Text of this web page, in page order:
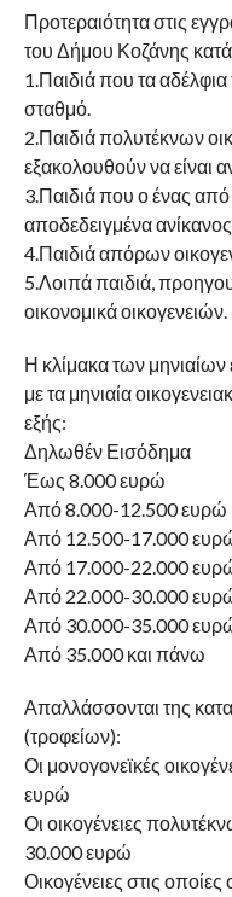
Προτεραιότητα στις
του Δήμου Κοζάνης
1.Παιδιά που τα
σταθμό.
2.Παιδιά πολυτέκνων
εξακολουθούν να είναι
3.Παιδιά που ο ένας από
αποδεδειγμένα
4.Παιδιά απόρων
5.Λοιπά παιδιά,
οικονομικά οικογενειών.
Η κλίμακα των
με τα μηνιαία
εξής:
Δηλωθέν
Έως 8.000
Από 8.000-12.500
Από 12.500-17.000
Από 17.000-22.000
Από 22.000-30.000
Από 30.000-35.000
Από 35.000 και
Απαλλάσσονται της
(τροφείων):
Οι μονογονεϊκές
ευρώ
Οι οικογένειες
30.000 ευρώ
Οικογένειες στις